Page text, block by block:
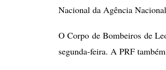
Nacional da Agência
O Corpo de Bombeiros de
segunda-feira. A PRF